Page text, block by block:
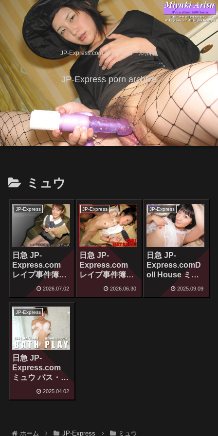
JP-Express.com,JPEアンコール,日急
JP-Express porn archive
ミュウ
JP-Express
日急 JP-
Express.com
レイプ事件簿
No.001 ミュウ
[1V208P]
2026.07.02
JP-Express
日急 JP-
Express.com
レイプ事件簿
No.002 ミュウ
2026.06.30
JP-Express
日急 JP-
Express.comD
oll House ミュ
2025.09.09
JP-Express
日急 JP-
Express.com
ミュウ バス・プ
レイ[215P]
2025.04.02
ホーム JP-Express ミュウ